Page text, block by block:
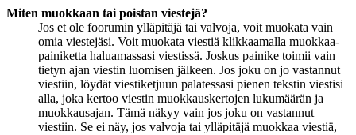
Miten muokkaan tai poistan viestejä?
Jos et ole foorumin ylläpitäjä tai valvoja, voit muokata vain
omia viestejäsi. Voit muokata viestiä klikkaamalla muokkaa-
painiketta haluamassasi viestissä. Joskus painike toimii vain
tietyn ajan viestin luomisen jälkeen. Jos joku on jo vastannut
viestiin, löydät viestiketjuun palatessasi pienen tekstin viestisi
alla, joka kertoo viestin muokkauskertojen lukumäärän ja
muokkausajan. Tämä näkyy vain jos joku on vastannut
viestiin. Se ei näy, jos valvoja tai ylläpitäjä muokkaa viestiä,